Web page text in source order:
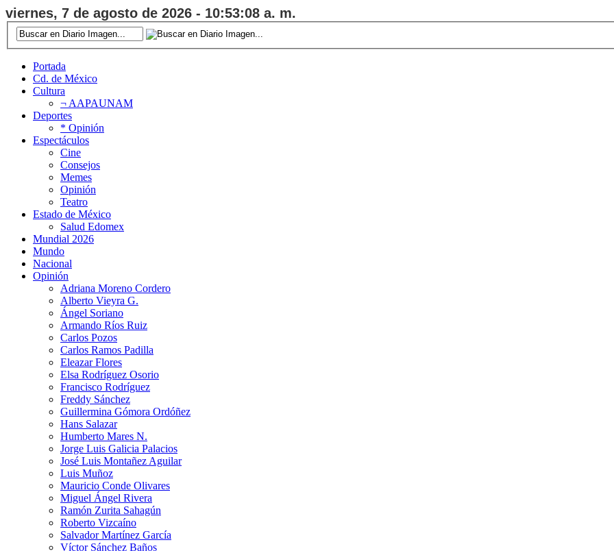
viernes, 7 de agosto de 2026 - 10:53:08 a. m.
Portada
Cd. de México
Cultura
¬ AAPAUNAM
Deportes
* Opinión
Espectáculos
Cine
Consejos
Memes
Opinión
Teatro
Estado de México
Salud Edomex
Mundial 2026
Mundo
Nacional
Opinión
Adriana Moreno Cordero
Alberto Vieyra G.
Ángel Soriano
Armando Ríos Ruiz
Carlos Pozos
Carlos Ramos Padilla
Eleazar Flores
Elsa Rodríguez Osorio
Francisco Rodríguez
Freddy Sánchez
Guillermina Gómora Ordóñez
Hans Salazar
Humberto Mares N.
Jorge Luis Galicia Palacios
José Luis Montañez Aguilar
Luis Muñoz
Mauricio Conde Olivares
Miguel Ángel Rivera
Ramón Zurita Sahagún
Roberto Vizcaíno
Salvador Martínez García
Víctor Sánchez Baños